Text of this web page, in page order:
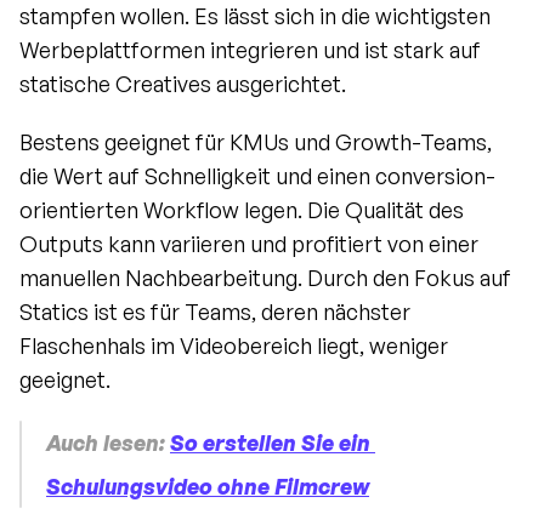
stampfen wollen. Es lässt sich in die wichtigsten
Werbeplattformen integrieren und ist stark auf
statische Creatives ausgerichtet.
Bestens geeignet für KMUs und Growth-Teams,
die Wert auf Schnelligkeit und einen conversion-
orientierten Workflow legen. Die Qualität des
Outputs kann variieren und profitiert von einer
manuellen Nachbearbeitung. Durch den Fokus auf
Statics ist es für Teams, deren nächster
Flaschenhals im Videobereich liegt, weniger
geeignet.
Auch lesen: So erstellen Sie ein
Schulungsvideo ohne Filmcrew